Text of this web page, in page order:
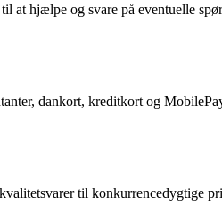
at hjælpe og svare på eventuelle
dankort, kreditkort og
til konkurrencedygtige